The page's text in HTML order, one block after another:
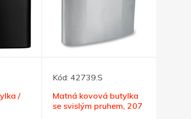
/
Kód:42739.S
Matná kovová butylka
se svislým pruhem, 207